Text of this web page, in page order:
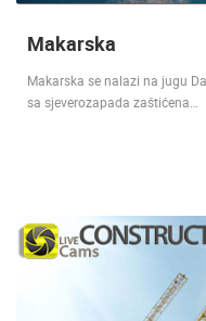
Makarska
Makarska se nalazi na jugu
sa sjeverozapada zaštićena…